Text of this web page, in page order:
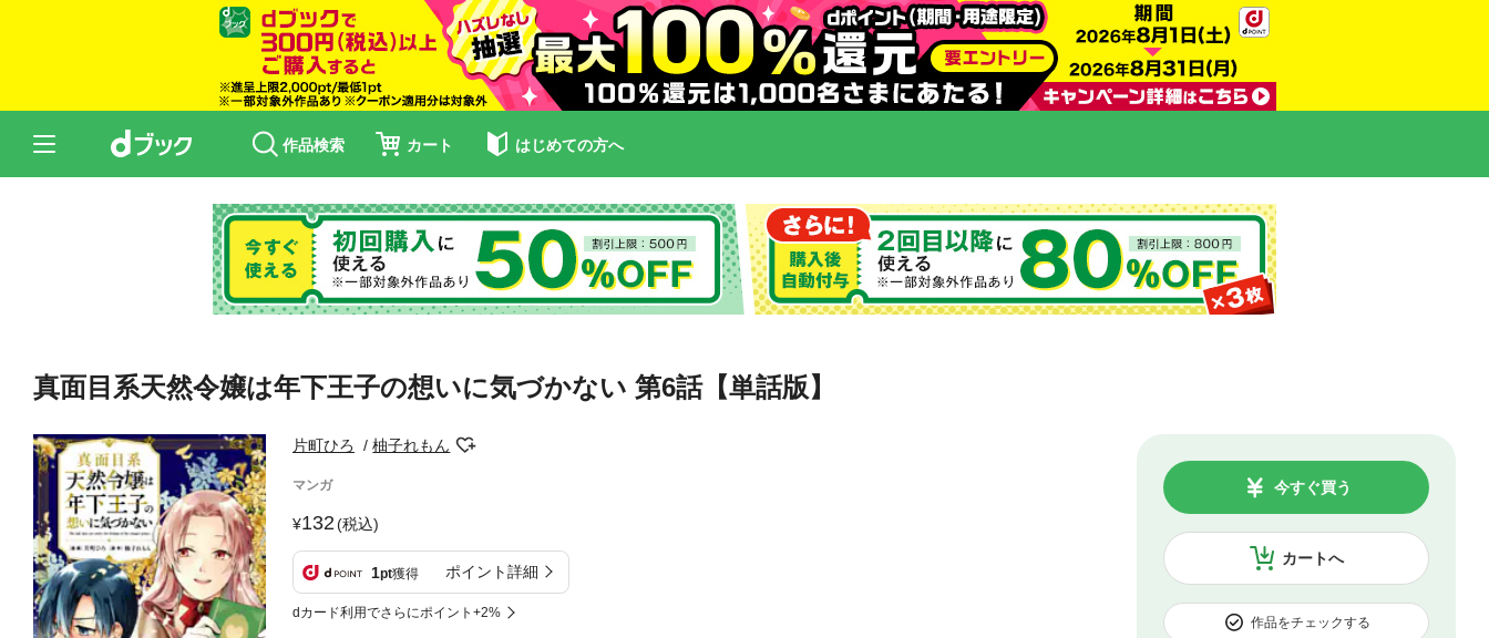
作品検索 カート はじめての方へ
真面目系天然令嬢は年下王子の想いに気づかない 第6話【単話版】
片町ひろ 柚子れもん
マンガ
132(税込)
1pt獲得 ポイント詳細
dカード利用でさらにポイント+2%
カートへ
今すぐ買う
作品をチェックする